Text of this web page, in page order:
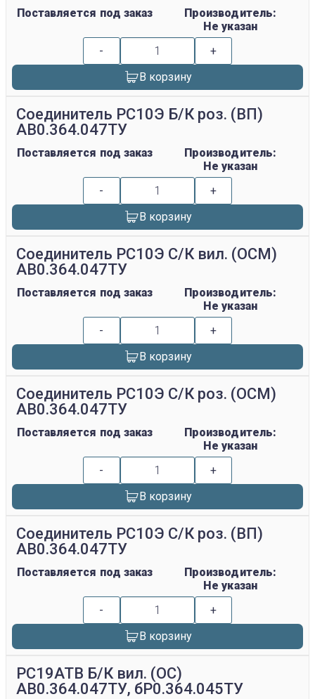
Поставляется под заказ
Производитель:
Не указан
-
+
В корзину
Соединитель РС10Э Б/К роз. (ВП)
АВ0.364.047ТУ
Поставляется под заказ
Производитель:
Не указан
-
+
В корзину
Соединитель РС10Э С/К вил. (ОСМ)
АВ0.364.047ТУ
Поставляется под заказ
Производитель:
Не указан
-
+
В корзину
Соединитель РС10Э С/К роз. (ОСМ)
АВ0.364.047ТУ
Поставляется под заказ
Производитель:
Не указан
-
+
В корзину
Соединитель РС10Э С/К роз. (ВП)
АВ0.364.047ТУ
Поставляется под заказ
Производитель:
Не указан
-
+
В корзину
РС19АТВ Б/К вил. (ОС)
АВ0.364.047ТУ, бР0.364.045ТУ